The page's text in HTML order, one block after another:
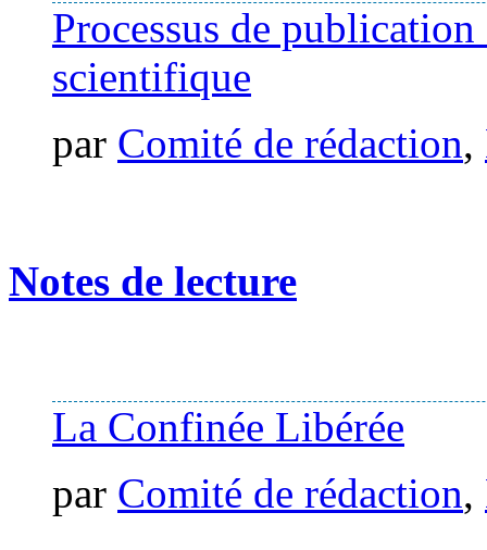
Processus de
scientifique
par Comité de rédaction,
Notes de lecture
La Confinée Libérée
par Comité de rédaction,